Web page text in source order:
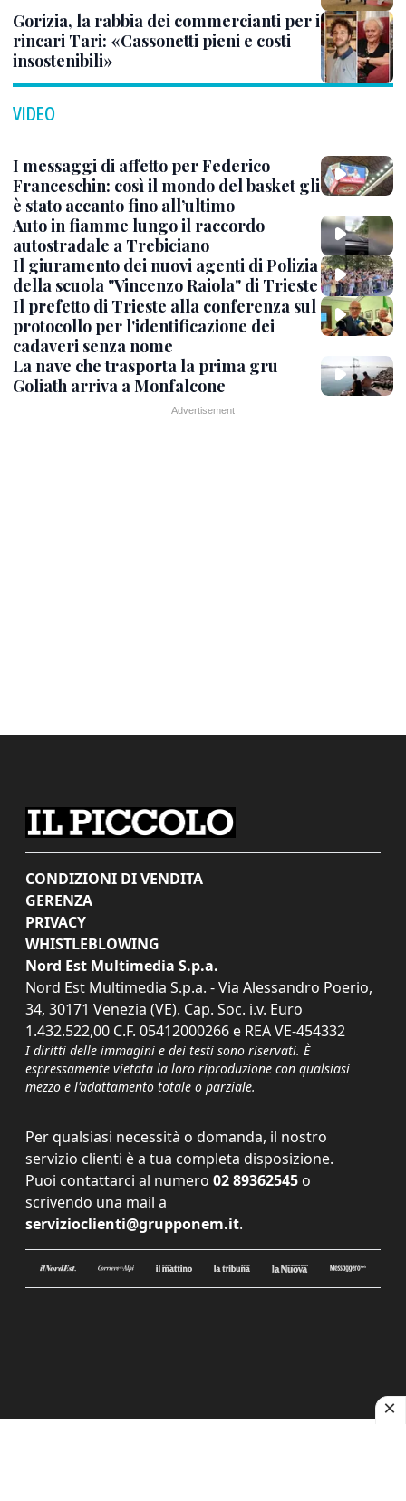
Gorizia, la rabbia dei commercianti per i
rincari Tari: «Cassonetti pieni e costi
insostenibili»
VIDEO
I messaggi di affetto per Federico
Franceschin: così il mondo del basket gli
è stato accanto fino all’ultimo
Auto in fiamme lungo il raccordo
autostradale a Trebiciano
Il giuramento dei nuovi agenti di Polizia
della scuola "Vincenzo Raiola" di Trieste
Il prefetto di Trieste alla conferenza sul
protocollo per l'identificazione dei
cadaveri senza nome
La nave che trasporta la prima gru
Goliath arriva a Monfalcone
CONDIZIONI DI VENDITA
GERENZA
PRIVACY
WHISTLEBLOWING
Nord Est Multimedia S.p.a.
Nord Est Multimedia S.p.a. - Via Alessandro Poerio,
34, 30171 Venezia (VE). Cap. Soc. i.v. Euro
1.432.522,00 C.F. 05412000266 e REA VE-454332
I diritti delle immagini e dei testi sono riservati. È
espressamente vietata la loro riproduzione con qualsiasi
mezzo e l'adattamento totale o parziale.
Per qualsiasi necessità o domanda, il nostro
servizio clienti è a tua completa disposizione.
Puoi contattarci al numero 02 89362545 o
scrivendo una mail a
servizioclienti@grupponem.it.